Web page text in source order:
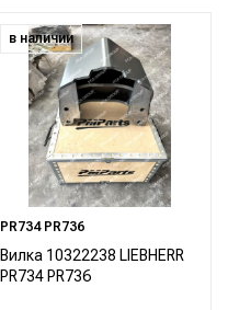
в наличии
PR734 PR736
Вилка 10322238 LIEBHERR
PR734 PR736